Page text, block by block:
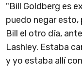
"Bill Goldberg es
puedo negar esto,
Bill el otro día,
Lashley. Estaba
y yo estaba allí